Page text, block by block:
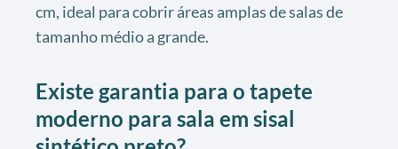
cm, ideal para cobrir áreas amplas de salas de
tamanho médio a grande.
Existe garantia para o tapete
moderno para sala em sisal